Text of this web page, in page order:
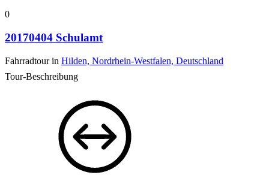
0
20170404 Schulamt
Fahrradtour in Hilden, Nordrhein-Westfalen, Deutschland
Tour-Beschreibung